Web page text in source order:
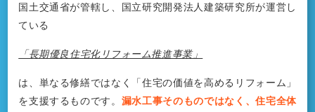
国土交通省が管轄し、国立研究開発法人建築研究所が運営し
ている
「長期優良住宅化リフォーム推進事業」
は、単なる修繕ではなく「住宅の価値を高めるリフォーム」
を支援するものです。 漏水工事そのものではなく、住宅全体